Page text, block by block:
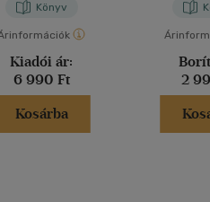
Könyv
Kiadói ár:
6 990 Ft
Kosárba
2